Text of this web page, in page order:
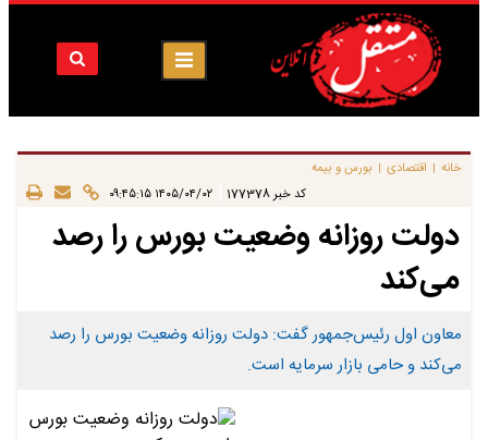
خانه | اقتصادی | بورس و بیمه
کد خبر 177378 ۱۴۰۵/۰۴/۰۲ ۰۹:۴۵:۱۵
دولت روزانه وضعیت بورس را رصد
می‌کند
معاون اول رئیس‌جمهور گفت: دولت روزانه وضعیت بورس را رصد
می‌کند و حامی بازار سرمایه است.